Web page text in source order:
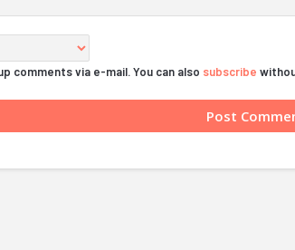
comments via e-mail. You can also subscribe